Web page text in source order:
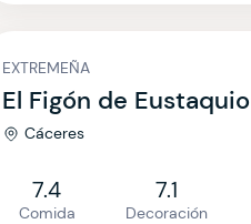
EXTREMEÑA
El Figón de Eustaquio
Cáceres
7.4
Comida
7.1
Decoración